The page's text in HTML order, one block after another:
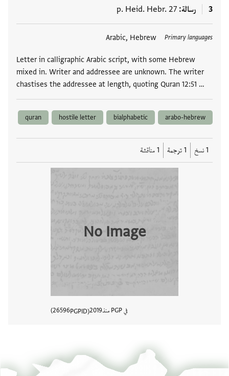
3 رسالة p. Heid. Hebr. 27
Primary languages
Arabic, Hebrew
Letter in calligraphic Arabic script, with some Hebrew
mixed in. Writer and addressee are unknown. The writer
chastises the addressee at length, quoting Quran 12:51 …
العلامات
arabo-hebrew
bialphabetic
hostile letter
quran
1 نسخ 1 ترجمة 1 مناقشة
No Image
في PGP منذ 2019
PGPID
26596